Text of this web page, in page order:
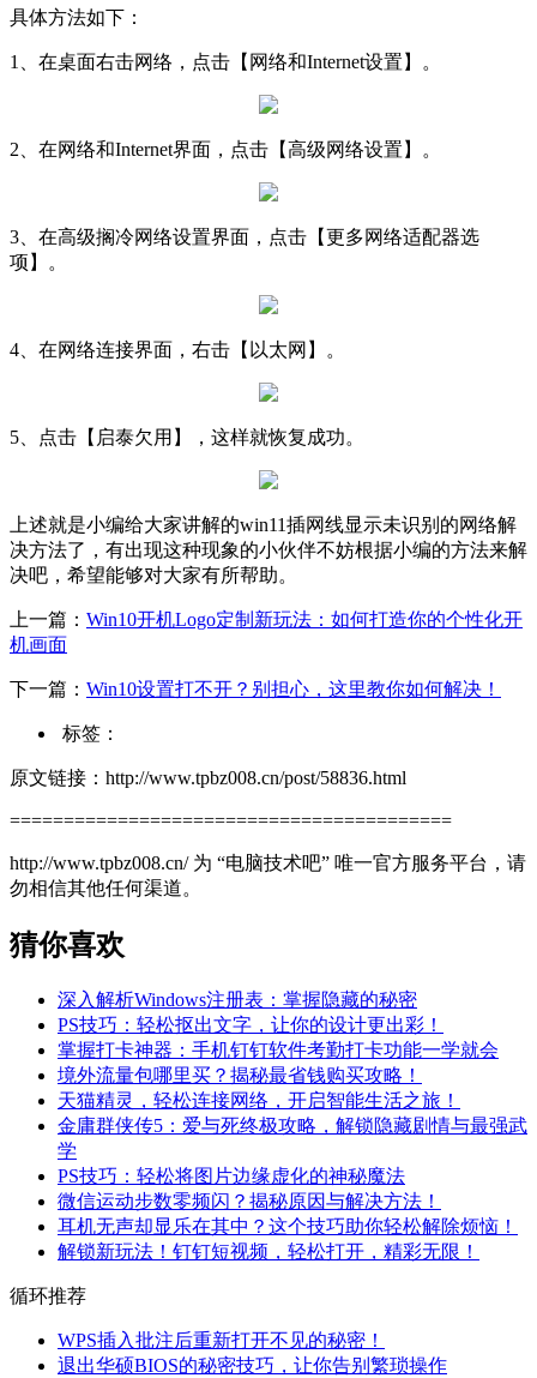
具体方法如下：
1、在桌面右击网络，点击【网络和Internet设置】。
2、在网络和Internet界面，点击【高级网络设置】。
3、在高级搁冷网络设置界面，点击【更多网络适配器选
项】。
4、在网络连接界面，右击【以太网】。
5、点击【启泰欠用】，这样就恢复成功。
上述就是小编给大家讲解的win11插网线显示未识别的网络解
决方法了，有出现这种现象的小伙伴不妨根据小编的方法来解
决吧，希望能够对大家有所帮助。
上一篇： Win10开机Logo定制新玩法：如何打造你的个性化开
机画面
下一篇： Win10设置打不开？别担心，这里教你如何解决！
标签：
原文链接：http://www.tpbz008.cn/post/58836.html
=========================================
http://www.tpbz008.cn/ 为 “电脑技术吧” 唯一官方服务平台，请
勿相信其他任何渠道。
猜你喜欢
深入解析Windows注册表：掌握隐藏的秘密
PS技巧：轻松抠出文字，让你的设计更出彩！
掌握打卡神器：手机钉钉软件考勤打卡功能一学就会
境外流量包哪里买？揭秘最省钱购买攻略！
天猫精灵，轻松连接网络，开启智能生活之旅！
金庸群侠传5：爱与死终极攻略，解锁隐藏剧情与最强武
学
PS技巧：轻松将图片边缘虚化的神秘魔法
微信运动步数零频闪？揭秘原因与解决方法！
耳机无声却显乐在其中？这个技巧助你轻松解除烦恼！
解锁新玩法！钉钉短视频，轻松打开，精彩无限！
循环推荐
WPS插入批注后重新打开不见的秘密！
退出华硕BIOS的秘密技巧，让你告别繁琐操作